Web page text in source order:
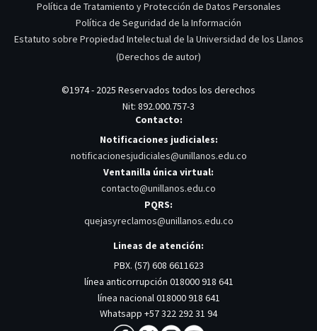
Política de Tratamiento y Protección de Datos Personales
Política de Seguridad de la Información
Estatuto sobre Propiedad Intelectual de la Universidad de los Llanos
(Derechos de autor)
©1974 - 2025 Reservados todos los derechos
Nit: 892.000.757-3
Contacto:
Notificaciones judiciales:
notificacionesjudiciales@unillanos.edu.co
Ventanilla única virtual:
contacto@unillanos.edu.co
PQRS:
quejasyreclamos@unillanos.edu.co
Lineas de atención:
PBX. (57) 608 6611623
línea anticorrupción 018000 918 641
línea nacional 018000 918 641
Whatsapp +57 322 292 31 94